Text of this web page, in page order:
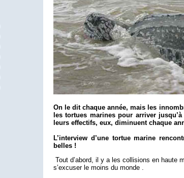
On le dit chaque année, mais les
les tortues marines pour arriver
leurs effectifs, eux, diminuent chaque
L’interview d’une tortue marine
belles !
Tout d’abord, il y a les collisions en haute
s’excuser le moins du monde .